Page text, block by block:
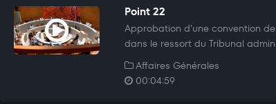
Point 22
Approbation d'une convention
dans le ressort du Tribunal
Affaires Générales
00:04:59